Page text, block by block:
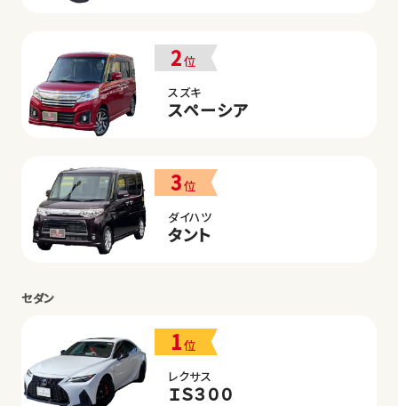
2位
スズキ
スペーシア
3位
ダイハツ
タント
セダン
1位
レクサス
ＩＳ３００